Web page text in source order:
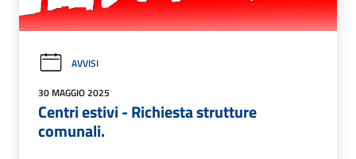
AVVISI
30 MAGGIO 2025
Centri estivi - Richiesta strutture
comunali.